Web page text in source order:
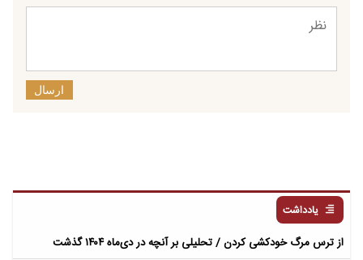
ارسال
یادداشت
از ترس مرگ خودکشی کردن / تحلیلی بر آنچه در دی‌ماه ۱۴۰۴ گذشت